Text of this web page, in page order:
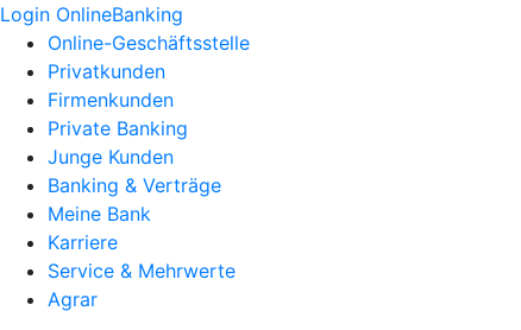
Login OnlineBanking
Online-Geschäftsstelle
Privatkunden
Firmenkunden
Private Banking
Junge Kunden
Banking & Verträge
Meine Bank
Karriere
Service & Mehrwerte
Agrar